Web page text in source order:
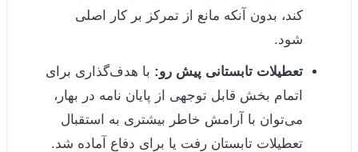
کند، بدون آنکه مانع از تمرکز بر کار اصلی
شود.
تعطیلات تابستانی پیش رو: با هدف‌گذاری برای
اتمام بخش قابل توجهی از پایان نامه در بهار،
می‌توان با آرامش خاطر بیشتری به استقبال
تعطیلات تابستان رفت یا برای دفاع آماده شد.